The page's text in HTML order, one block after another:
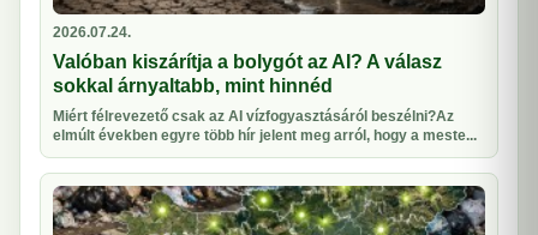
2026.07.24.
Valóban kiszárítja a bolygót az AI? A válasz
sokkal árnyaltabb, mint hinnéd
Miért félrevezető csak az AI vízfogyasztásáról beszélni?Az
elmúlt években egyre több hír jelent meg arról, hogy a meste...